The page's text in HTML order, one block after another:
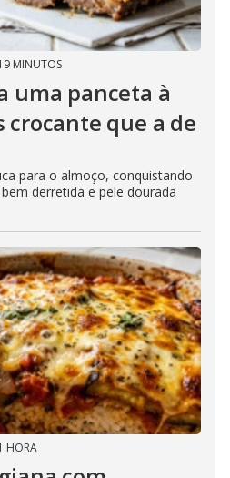
MINUTOS
uma panceta à
que a de
para o almoço, conquistando
derretida e pele dourada
HORA